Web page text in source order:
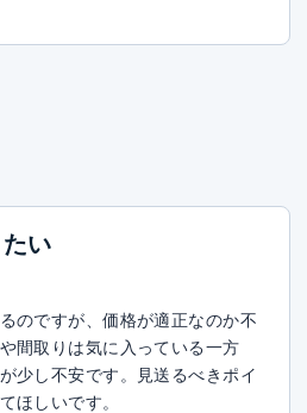
い
のですが、価格が適正なのか不
間取りは気に入っている一方
少し不安です。見送るべきポイ
ほしいです。